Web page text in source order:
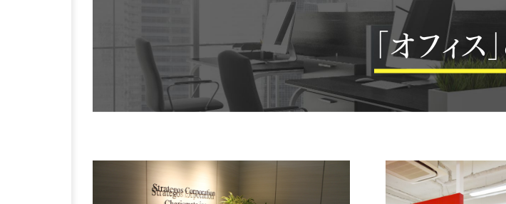
REASON 選ばれる理由
「オフィス」